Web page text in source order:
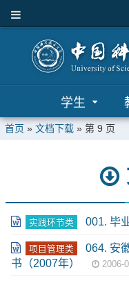
学生
首页 » 文档下载 » 第 9 页
实践环节类 001. 毕
项目管理类
064. 安
书（2007年）
2006-